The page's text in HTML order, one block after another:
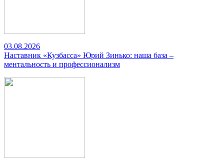
03.08.2026
Наставник «Кузбасса» Юрий Зинько: наша база –
ментальность и профессионализм